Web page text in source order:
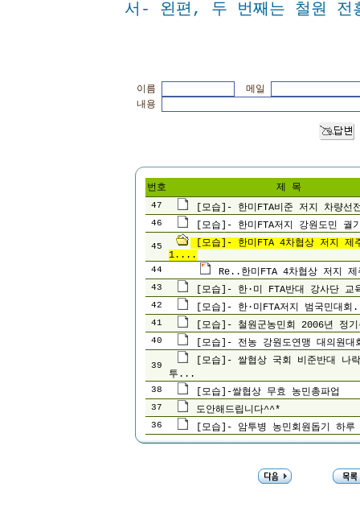
서- 왼편, 두 번째는 철원 전
이름
메일
내용
번호 제 목
47 [모습]- 한미FTA비준 저지 차량선
46 [모습]- 한미FTA저지 강원도민 궐
45
[모습]- 한미FTA 4차협상 저지 제
1....
44 Re..한미FTA 4차협상 저지
43 [모습]- 한·미 FTA반대 강사단 교
42 [모습]- 한·미FTA저지 범국민대회
41 [모습]- 철원군농민회 2006년 정
40 [모습]- 전농 강원도연맹 대의원
39
[모습]- 쌀협상 국회 비준반대 나
투...
38 [모습]-쌀협상 무효 농민총파업
37 도안해드립니다^^*
36 [모습]- 암투병 농민회원돕기 하